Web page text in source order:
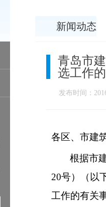
新闻动态
青岛市
选工作
发布时间：
各区、市建
根据市
20号）（以
工作的有关